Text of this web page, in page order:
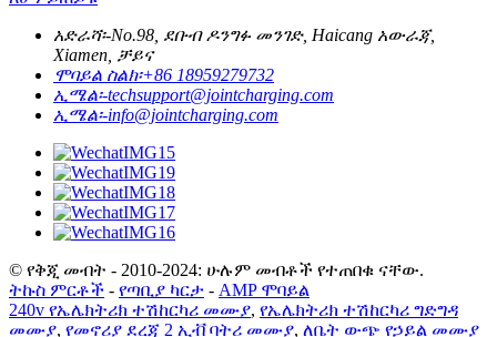
አድራሻ፡-No.98, ደቡብ ዶንግፉ መንገድ, Haicang አውራጃ,
Xiamen, ቻይና
ሞባይል ስልክ፡+86 18959279732
ኢሜል፡-techsupport@jointcharging.com
ኢሜል፡-info@jointcharging.com
© የቅጂ መብት - 2010-2024: ሁሉም መብቶች የተጠበቁ ናቸው.
ትኩስ ምርቶች - የጣቢያ ካርታ - AMP ሞባይል
240v የኤሌክትሪክ ተሽከርካሪ መሙያ, የኤሌክትሪክ ተሽከርካሪ ግድግዳ
መሙያ, የመኖሪያ ደረጃ 2 ኢቭ ባትሪ መሙያ, ለቤት ውጭ የኃይል መሙያ